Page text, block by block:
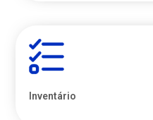
Inventário